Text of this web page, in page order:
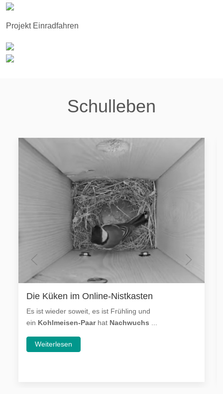
Projekt Einradfahren
Schulleben
Die Küken im Online-Nistkasten
Es ist wieder soweit, es ist Frühling und
ein Kohlmeisen-Paarhat Nachwuchs
Weiterlesen